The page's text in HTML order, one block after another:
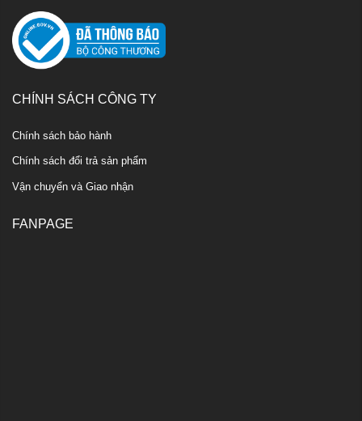
CHÍNH SÁCH CÔNG TY
Chính sách bảo hành
Chính sách đổi trả sản phẩm
Vận chuyển và Giao nhận
FANPAGE